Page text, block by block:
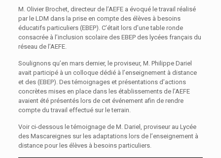
M. Olivier Brochet, directeur de l’AEFE a évoqué le travail réalisé
par le LDM dans la prise en compte des élèves à besoins
éducatifs particuliers (EBEP). C’était lors d’une table ronde
consacrée à l’inclusion scolaire des EBEP des lycées français du
réseau de l’AEFE.
Soulignons qu’en mars dernier, le proviseur, M. Philippe Dariel
avait participé à un colloque dédié à l’enseignement à distance
et des (EBEP). Des témoignages et présentations d’actions
concrètes mises en place dans les établissements de l’AEFE
avaient été présentés lors de cet événement afin de rendre
compte du travail effectué sur le terrain.
Voir ci-dessous le témoignage de M. Dariel, proviseur au Lycée
des Mascareignes sur les adaptations lors de l’enseignement à
distance pour les élèves à besoins particuliers.